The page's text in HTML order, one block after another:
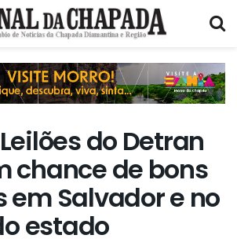
do Detran
chance de bons
em Salvador e no
estado